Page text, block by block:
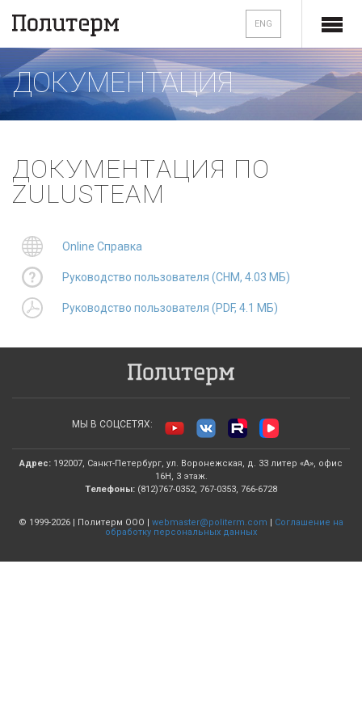
ENG
ДОКУМЕНТАЦИЯ
ДОКУМЕНТАЦИЯ ПО
ZULUSTEAM
Online Справка
Руководство пользователя (CHM, 4.03 МБ)
Руководство пользователя (PDF, 4.1 МБ)
МЫ В СОЦСЕТЯХ:
Адрес: 192007, Санкт-Петербург, ул. Воронежская, д. 33 литер «А», офис
16Н, 3 этаж.
Телефоны: (812)767-0352, 767-0353, 766-6728
© 1999-2026 | Политерм ООО | webmaster@politerm.com | Соглашение на
обработку персональных данных